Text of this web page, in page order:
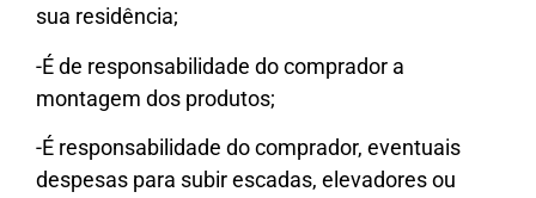
sua residência;
-É de responsabilidade do comprador a
montagem dos produtos;
-É responsabilidade do comprador, eventuais
despesas para subir escadas, elevadores ou